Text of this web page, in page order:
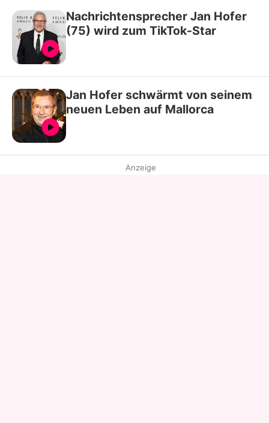
Nachrichtensprecher Jan Hofer
(75) wird zum TikTok-Star
Jan Hofer schwärmt von seinem
neuen Leben auf Mallorca
Anzeige